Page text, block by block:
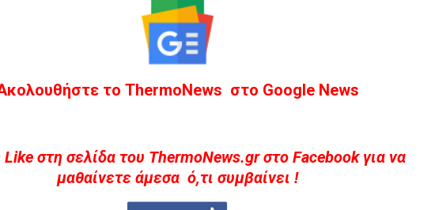
το ThermoNews στο Google News
Like στη σελίδα του ThermoNews.gr στο Facebook για να
μαθαίνετε άμεσα ό,τι συμβαίνει !